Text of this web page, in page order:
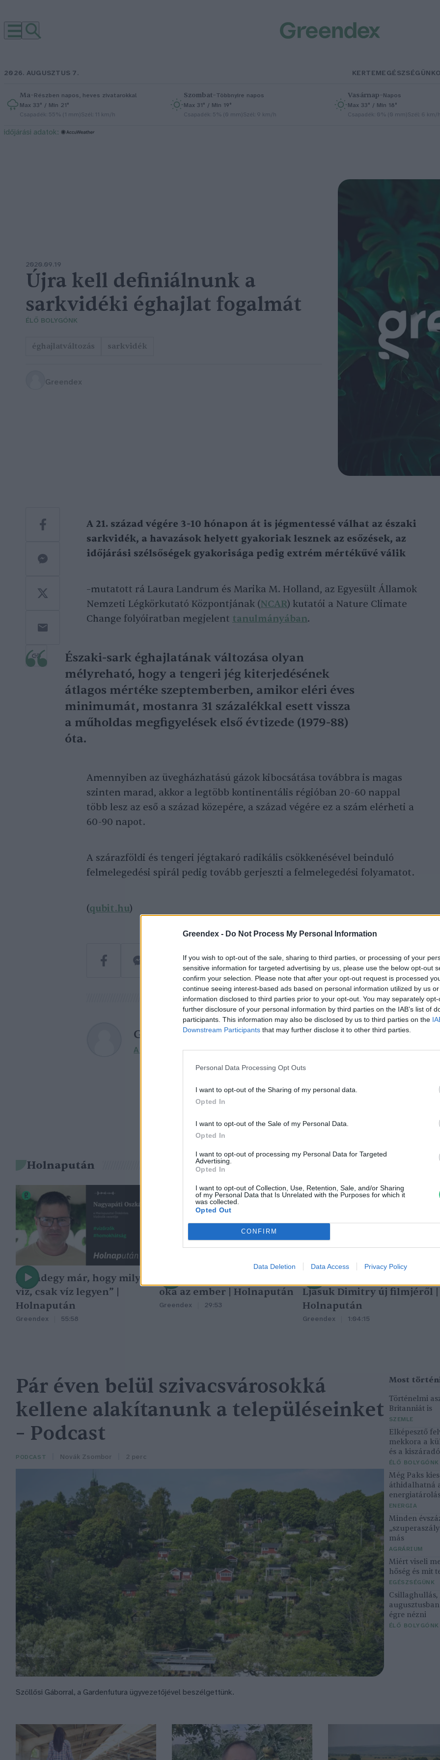
Greendex - Do Not Process My Personal Information
If you wish to opt-out of the sale, sharing to third parties, or processing of your
sensitive information for targeted advertising by us, please use the below opt-out
confirm your selection. Please note that after your opt-out request is processed
continue seeing interest-based ads based on personal information utilized by us
information disclosed to third parties prior to your opt-out. You may separately
further disclosure of your personal information by third parties on the IAB’s list of
participants. This information may also be disclosed by us to third parties on the
Downstream Participants that may further disclose it to other third parties.
Personal Data Processing Opt Outs
I want to opt-out of the Sharing of my personal data.
Opted In
I want to opt-out of the Sale of my Personal Data.
Opted In
I want to opt-out of processing my Personal Data for Targeted
Advertising.
Opted In
I want to opt-out of Collection, Use, Retention, Sale, and/or Sharing
of my Personal Data that Is Unrelated with the Purposes for which it
was collected.
Opted Out
CONFIRM
Data Deletion Data Access Privacy Policy
2026. AUGUSZTUS 7. KERTEMEGÉSZSÉGÜNK
Ma–Részben napos, heves zivatarokkal
Max 33° / Min 21°
Csapadék: 55% (1 mm)Szél: 11 km/h
Szombat–Többnyire napos
Max 31° / Min 19°
Csapadék: 5% (0 mm)Szél: 9 km/h
Vasárnap–Napos
Max 33° / Min 18°
Csapadék: 0% (0 mm)Szél: 6 km/h
időjárási adatok:
2020.09.19
Újra kell definiálnunk a
sarkvidéki éghajlat fogalmát
ÉLŐ BOLYGÓNK
éghajlatváltozás sarkvidék
Greendex
A 21. század végére 3-10 hónapon át is jégmentessé válhat az északi
sarkvidék, a havazások helyett gyakoriak lesznek az esőzések, az
időjárási szélsőségek gyakorisága pedig extrém mértékűvé válik
–mutatott rá Laura Landrum és Marika M. Holland, az Egyesült Államok
Nemzeti Légkörkutató Központjának (NCAR) kutatói a Nature Climate
Change folyóiratban megjelent tanulmányában.
Északi-sark éghajlatának változása olyan
mélyreható, hogy a tengeri jég kiterjedésének
átlagos mértéke szeptemberben, amikor eléri éves
minimumát, mostanra 31 százalékkal esett vissza
a műholdas megfigyelések első évtizede (1979-88)
óta.
Amennyiben az üvegházhatású gázok kibocsátása továbbra is magas
szinten marad, akkor a legtöbb kontinentális régióban 20-60 nappal
több lesz az eső a század közepére, a század végére ez a szám elérheti a
60-90 napot.
A szárazföldi és tengeri jégtakaró radikális csökkenésével beinduló
felmelegedési spirál pedig tovább gerjeszti a felmelegedési folyamatot.
(qubit.hu)
Greendex
A szerző további cikkei
Holnapután
„Mindegy már, hogy milyen
víz, csak víz legyen” |
Holnapután
Greendex 55:58
oka az ember | Holnapután
Greendex 29:53
Ljasuk Dimitry új filmjéről |
Holnapután
Greendex 1:04:15
Pár éven belül szivacsvárosokká
kellene alakítanunk a településeinket
– Podcast
PODCAST Novák Zsombor 2 perc
Szöllősi Gáborral, a Gardenfutura ügyvezetőjével beszélgettünk.
Történelmi
Britanniát is
SZEMLE
Elképesztő
mekkora a
és a
ÉLŐ BOLYGÓNK
Még Paks
áthidalhatná
ENERGIA
Minden
más
AGRÁRIUM
Miért viseli
hőség és mit
EGÉSZSÉGÜNK
Csillaghullás,
égre nézni
ÉLŐ BOLYGÓNK